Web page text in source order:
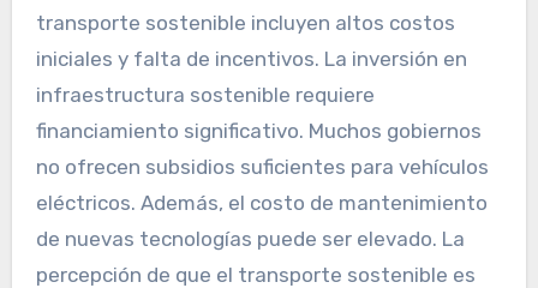
transporte sostenible incluyen altos costos
iniciales y falta de incentivos. La inversión en
infraestructura sostenible requiere
financiamiento significativo. Muchos gobiernos
no ofrecen subsidios suficientes para vehículos
eléctricos. Además, el costo de mantenimiento
de nuevas tecnologías puede ser elevado. La
percepción de que el transporte sostenible es